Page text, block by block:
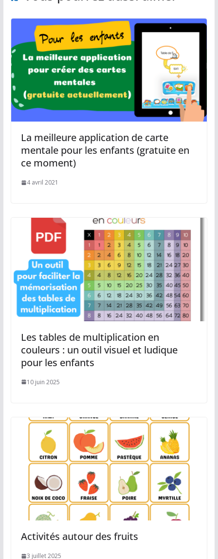
La meilleure application de carte
mentale pour les enfants (gratuite en
ce moment)
4 avril 2021
Les tables de multiplication en
couleurs : un outil visuel et ludique
pour les enfants
10 juin 2025
Activités autour des fruits
3 juillet 2025